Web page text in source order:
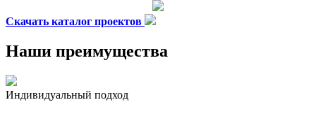
Скачать каталог проектов
Наши преимущества
Индивидуальный подход